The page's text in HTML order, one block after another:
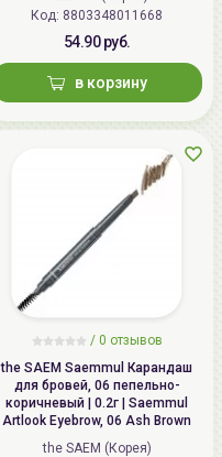
Код: 8803348011668
54.90 руб.
в корзину
/ 0 отзывов
the SAEM Saemmul Карандаш
для бровей, 06 пепельнo-
коричневый | 0.2г | Saemmul
Artlook Eyebrow, 06 Ash Brown
the SAEM (Корея)